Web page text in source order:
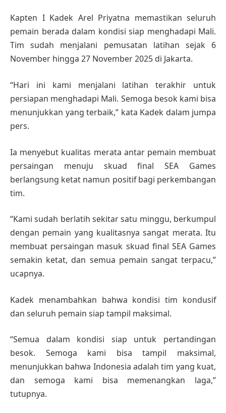
Kapten I Kadek Arel Priyatna memastikan seluruh
pemain berada dalam kondisi siap menghadapi Mali.
Tim sudah menjalani pemusatan latihan sejak 6
November hingga 27 November 2025 di Jakarta.
“Hari ini kami menjalani latihan terakhir untuk
persiapan menghadapi Mali. Semoga besok kami bisa
menunjukkan yang terbaik,” kata Kadek dalam jumpa
pers.
Ia menyebut kualitas merata antar pemain membuat
persaingan menuju skuad final SEA Games
berlangsung ketat namun positif bagi perkembangan
tim.
“Kami sudah berlatih sekitar satu minggu, berkumpul
dengan pemain yang kualitasnya sangat merata. Itu
membuat persaingan masuk skuad final SEA Games
semakin ketat, dan semua pemain sangat terpacu,”
ucapnya.
Kadek menambahkan bahwa kondisi tim kondusif
dan seluruh pemain siap tampil maksimal.
“Semua dalam kondisi siap untuk pertandingan
besok. Semoga kami bisa tampil maksimal,
menunjukkan bahwa Indonesia adalah tim yang kuat,
dan semoga kami bisa memenangkan laga,”
tutupnya.